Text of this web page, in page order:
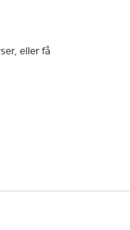
eller få